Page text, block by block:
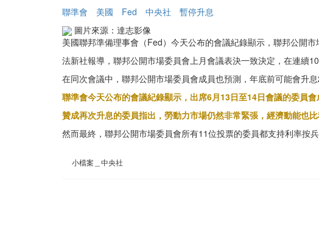
聯準會
美國 Fed 中央社
暫停升息
圖片來源：達志影像
美國聯邦準備理事會（Fed）今天公布的會議紀錄顯示，聯邦公開
法新社報導，聯邦公開市場委員會上月會議表決一致決定，在連續
在同次會議中，聯邦公開市場委員會成員也預測，年底前可能會升息
聯準會今天公布的會議紀錄顯示，出席6月13日至14日會議的委員
贊成再次升息的委員指出，勞動力市場仍然非常緊張，經濟動能也
然而最終，聯邦公開市場委員會所有11位投票的委員都支持利率按兵
小檔案＿中央社